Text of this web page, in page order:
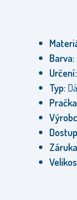
Barva:
Určení:
Typ: